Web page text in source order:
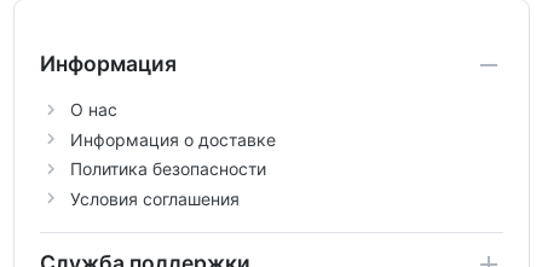
Информация
О нас
Информация о доставке
Политика безопасности
Условия соглашения